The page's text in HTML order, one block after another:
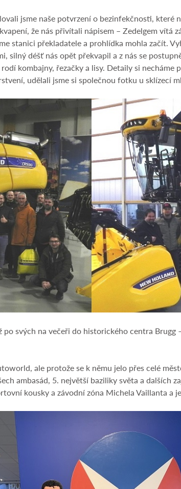
jsme naše potvrzení o bezinfekčnosti,
že nás přivítali nápisem – Zedelgem vítá
stanici překladatele a prohlídka mohla začít.
silný déšť nás opět překvapil a z nás se
kombajny, řezačky a lisy. Detaily si
udělali jsme si společnou fotku u sklízecí
svých na večeři do historického centra
ale protože se k němu jelo přes celé
ambasád, 5. největší baziliky světa a dalších
kousky a závodní zóna Michela Vaillanta a